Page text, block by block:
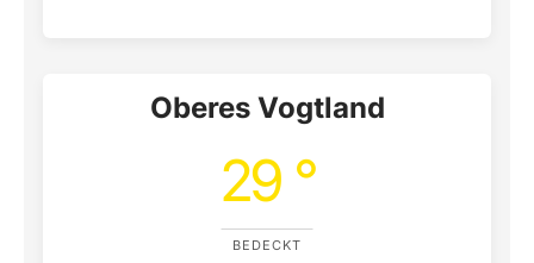
Oberes Vogtland
29 °
BEDECKT